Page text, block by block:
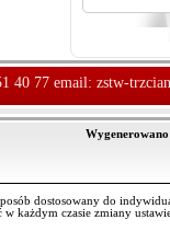
40 77 email: zstw-
dostosowany do
każdym czasie zmiany